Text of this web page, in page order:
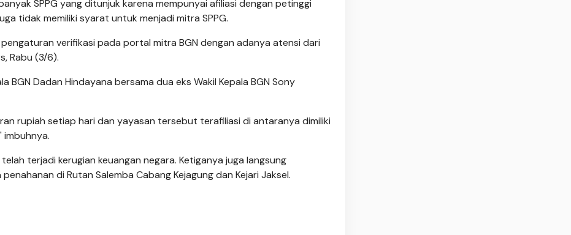
SPPG yang ditunjuk karena mempunyai afiliasi dengan petinggi
tidak memiliki syarat untuk menjadi mitra SPPG.
verifikasi pada portal mitra BGN dengan adanya atensi dari
Rabu (3/6).
BGN Dadan Hindayana bersama dua eks Wakil Kepala BGN Sony
rupiah setiap hari dan yayasan tersebut terafiliasi di antaranya dimiliki
imbuhnya.
terjadi kerugian keuangan negara. Ketiganya juga langsung
di Rutan Salemba Cabang Kejagung dan Kejari Jaksel.